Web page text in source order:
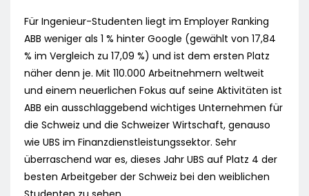
Für Ingenieur-Studenten liegt im Employer Ranking
ABB weniger als 1 % hinter Google (gewählt von 17,84
% im Vergleich zu 17,09 %) und ist dem ersten Platz
näher denn je. Mit 110.000 Arbeitnehmern weltweit
und einem neuerlichen Fokus auf seine Aktivitäten ist
ABB ein ausschlaggebend wichtiges Unternehmen für
die Schweiz und die Schweizer Wirtschaft, genauso
wie UBS im Finanzdienstleistungssektor. Sehr
überraschend war es, dieses Jahr UBS auf Platz 4 der
besten Arbeitgeber der Schweiz bei den weiblichen